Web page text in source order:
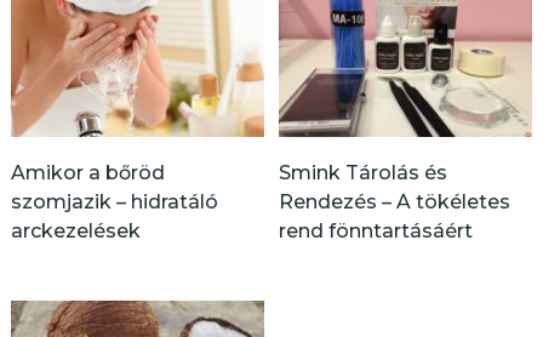
Amikor a bőröd
szomjazik – hidratáló
arckezelések
Smink Tárolás és
Rendezés – A tökéletes
rend fönntartásáért